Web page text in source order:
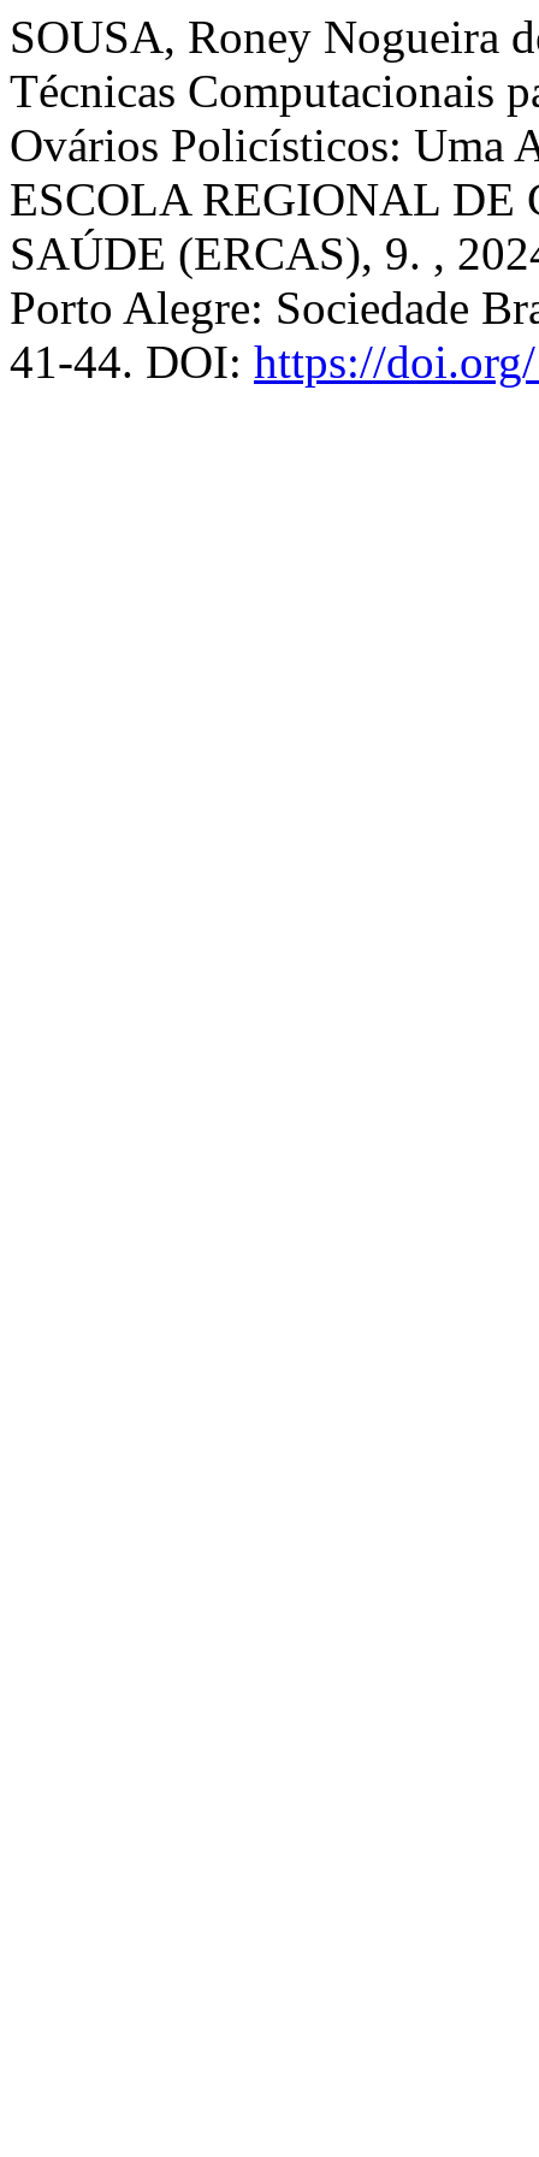
SOUSA, Roney Nogueira
Técnicas Computacionais
Ovários Policísticos: Uma
ESCOLA REGIONAL
SAÚDE (ERCAS), 9. ,
Porto Alegre: Sociedade
41-44. DOI: https://